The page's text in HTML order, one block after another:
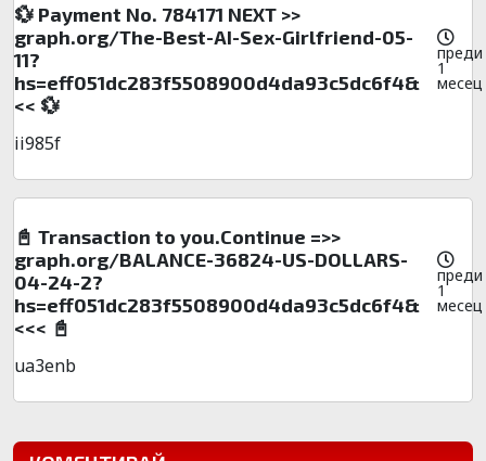
💱 Payment No. 784171 NEXT >>
graph.org/The-Best-AI-Sex-Girlfriend-05-
11?
hs=eff051dc283f5508900d4da93c5dc6f4&
<< 💱
преди
1
месец
ii985f
📓 Transaction to you.Continue =>>
graph.org/BALANCE-36824-US-DOLLARS-
04-24-2?
hs=eff051dc283f5508900d4da93c5dc6f4&
<<< 📓
преди
1
месец
ua3enb